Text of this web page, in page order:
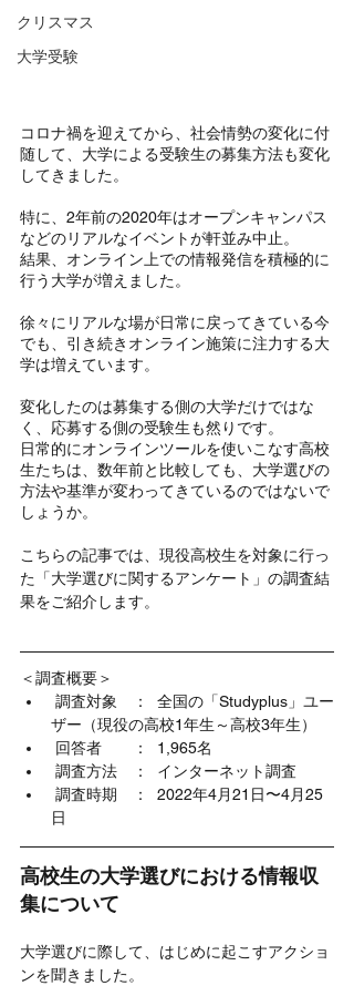
クリスマス
大学受験
コロナ禍を迎えてから、社会情勢の変化に付
随して、大学による受験生の募集方法も変化
してきました。
特に、2年前の2020年はオープンキャンパス
などのリアルなイベントが軒並み中止。
結果、オンライン上での情報発信を積極的に
行う大学が増えました。
徐々にリアルな場が日常に戻ってきている今
でも、引き続きオンライン施策に注力する大
学は増えています。
変化したのは募集する側の大学だけではな
く、応募する側の受験生も然りです。
日常的にオンラインツールを使いこなす高校
生たちは、数年前と比較しても、大学選びの
方法や基準が変わってきているのではないで
しょうか。
こちらの記事では、現役高校生を対象に行っ
た「大学選びに関するアンケート」の調査結
果をご紹介します。
＜調査概要＞
ザー（現役の高校1年生～高校3年生）
回答者　　：  1,965名
調査方法　：  インターネット調査
日
高校生の大学選びにおける情報収
集について
大学選びに際して、はじめに起こすアクショ
ンを聞きました。